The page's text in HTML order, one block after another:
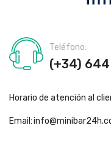
Teléfono:
(+34)
Horario de atención al
Email: